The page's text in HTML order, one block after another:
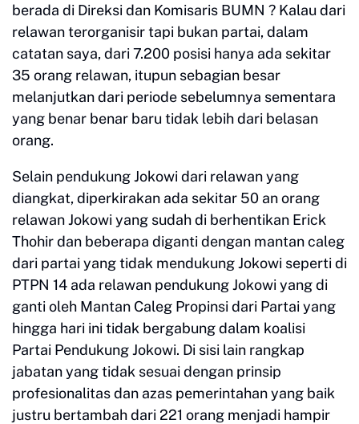
berada di Direksi dan Komisaris BUMN ? Kalau dari
relawan terorganisir tapi bukan partai, dalam
catatan saya, dari 7.200 posisi hanya ada sekitar
35 orang relawan, itupun sebagian besar
melanjutkan dari periode sebelumnya sementara
yang benar benar baru tidak lebih dari belasan
orang.
Selain pendukung Jokowi dari relawan yang
diangkat, diperkirakan ada sekitar 50 an orang
relawan Jokowi yang sudah di berhentikan Erick
Thohir dan beberapa diganti dengan mantan caleg
dari partai yang tidak mendukung Jokowi seperti di
PTPN 14 ada relawan pendukung Jokowi yang di
ganti oleh Mantan Caleg Propinsi dari Partai yang
hingga hari ini tidak bergabung dalam koalisi
Partai Pendukung Jokowi. Di sisi lain rangkap
jabatan yang tidak sesuai dengan prinsip
profesionalitas dan azas pemerintahan yang baik
justru bertambah dari 221 orang menjadi hampir